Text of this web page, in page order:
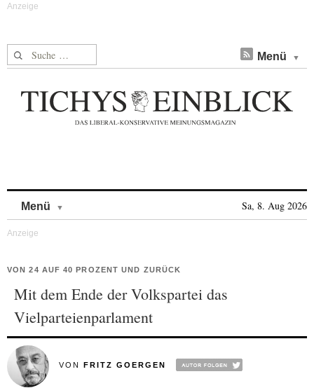
Suche nach: Menü
Menü Sa, 8. Aug 2026
VON 24 AUF 40 PROZENT UND ZURÜCK
Mit dem Ende der Volkspartei das
Vielparteienparlament
VON FRITZ GOERGEN